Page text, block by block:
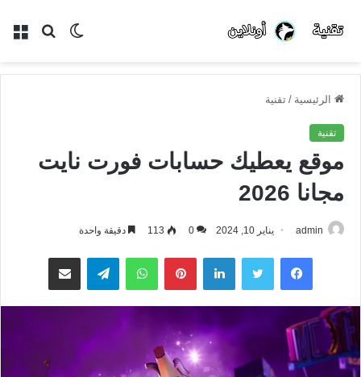
بحث الوضع
الرئيسية / تقنية
تقنية
موقع يعطيك حسابات فورت نايت
مجانا 2026
admin يناير 10, 2024 0
113 دقيقة واحدة
فيسبوك تويتر لينكدإن بينتيريستواتساب تيلقرام مشاركة عبر البريد